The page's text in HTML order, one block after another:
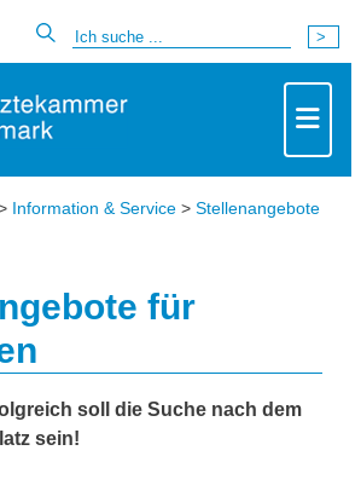
Information & Service > Stellenangebote
für
soll die Suche nach dem
sein!